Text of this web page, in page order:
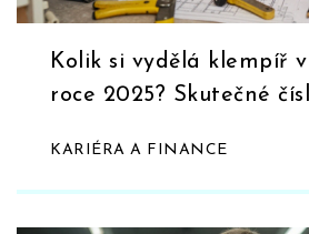
Kolik si vydělá klempíř
roce 2025? Skutečné
KARIÉRA A FINANCE